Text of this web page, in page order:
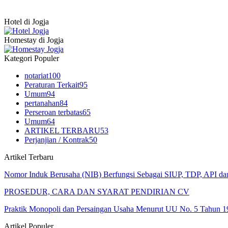
Hotel di Jogja
Homestay di Jogja
Kategori Populer
notariat100
Peraturan Terkait95
Umum94
pertanahan84
Perseroan terbatas65
Umum64
ARTIKEL TERBARU53
Perjanjian / Kontrak50
Artikel Terbaru
Nomor Induk Berusaha (NIB) Berfungsi Sebagai SIUP, TDP, API
PROSEDUR, CARA DAN SYARAT PENDIRIAN CV
Praktik Monopoli dan Persaingan Usaha Menurut UU No. 5 Tahun
Artikel Populer